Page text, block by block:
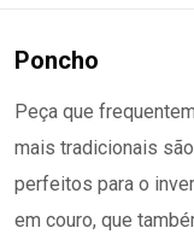
Poncho
Peça que
mais tradicionais
perfeitos para o
em couro, que